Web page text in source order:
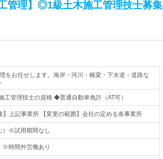
管理】◎1級土木施工管理技士募集
をお任せします。海岸・河川・橋梁・下水道・道路な
管理技士の資格 ◆普通自動車免許（AT可）
上記事業所 【変更の範囲】会社の定める各事業所
）※試用期間なし
※時間外労働あり